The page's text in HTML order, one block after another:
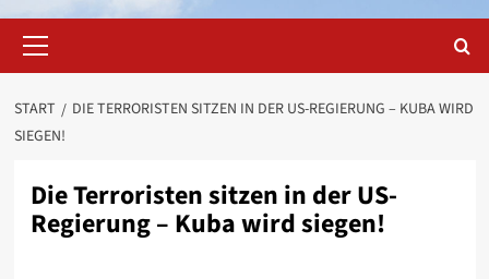
Menü
START
DIE TERRORISTEN SITZEN IN DER US-REGIERUNG – KUBA WIRD
SIEGEN!
Die Terroristen sitzen in der US-
Regierung – Kuba wird siegen!